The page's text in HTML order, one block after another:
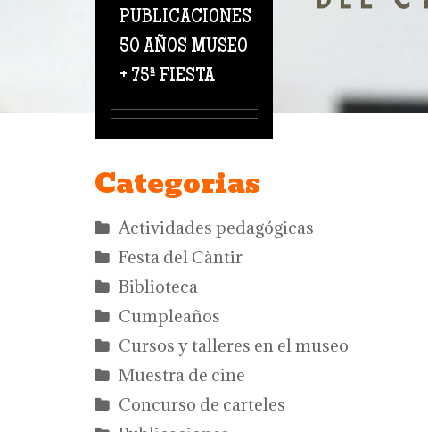
PUBLICACIONES
50 AÑOS MUSEO
+ 75ª FIESTA
Categorias
Actividades pedagógicas
Festa del Càntir
Biblioteca
Cumpleaños
Cursos y talleres en el museo
Muestra de cine
Concurso de carteles